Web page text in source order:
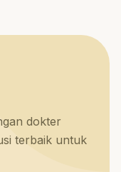
dokter
terbaik untuk